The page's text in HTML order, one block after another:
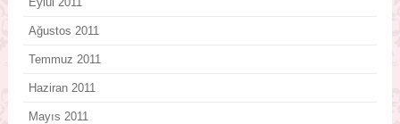
Ağustos 2011
Temmuz 2011
Haziran 2011
Mayıs 2011